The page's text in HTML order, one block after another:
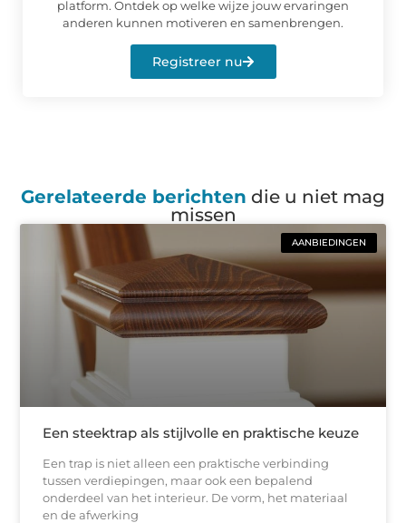
platform. Ontdek op welke wijze jouw ervaringen
anderen kunnen motiveren en samenbrengen.
Registreer nu
Gerelateerde berichten die u niet mag
missen
AANBIEDINGEN
Een steektrap als stijlvolle en praktische keuze
Een trap is niet alleen een praktische verbinding
tussen verdiepingen, maar ook een bepalend
onderdeel van het interieur. De vorm, het materiaal
en de afwerking